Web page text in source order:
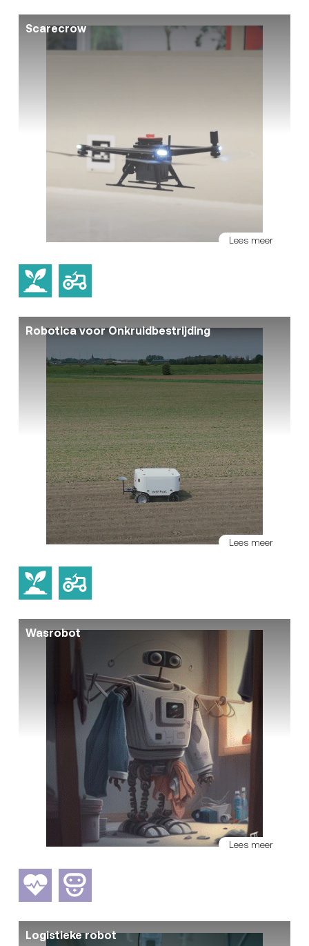
Scarecrow
Lees meer
Robotica voor Onkruidbestrijding
Lees meer
Wasrobot
Lees meer
Logistieke robot